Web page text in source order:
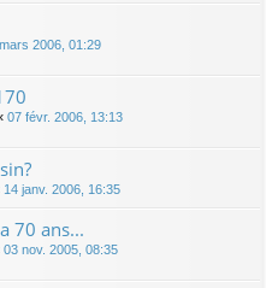
2006, 01:29
07 févr. 2006, 13:13
14 janv. 2006, 16:35
70 ans...
03 nov. 2005, 08:35